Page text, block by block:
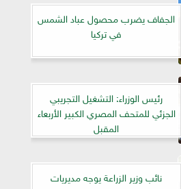
الجفاف يضرب محصول عباد الشمس
في تركيا
رئيس الوزراء: التشغيل التجريبي
الجزئي للمتحف المصري الكبير الأربعاء
المقبل
نائب وزير الزراعة يوجه مديريات